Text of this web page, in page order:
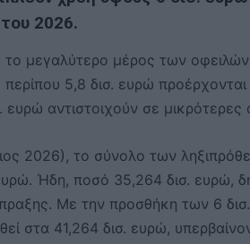
2026.
μεγαλύτερο μέρος των οφειλών
5,8 δισ. ευρώ
αντιστοιχούν σε μικρότερες
2026), το σύνολο των
Ήδη, ποσό 35,264 δισ. ευρώ,
Με την προσθήκη των 6
στα 41,264 δισ. ευρώ,